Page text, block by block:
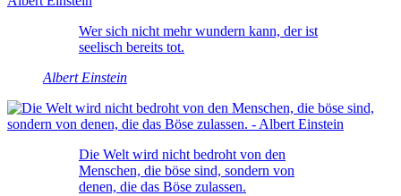
Wer sich nicht mehr wundern kann, der ist
seelisch bereits tot.
Albert Einstein
Die Welt wird nicht bedroht von den
Menschen, die böse sind, sondern von
denen, die das Böse zulassen.